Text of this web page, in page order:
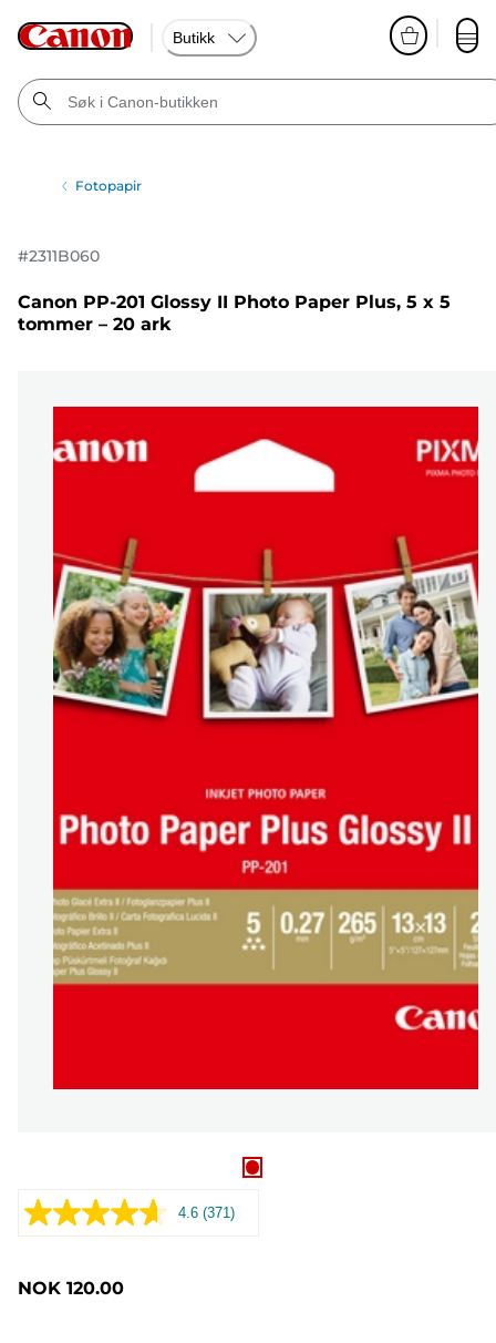
Butikk
Fotopapir
#2311B060
Canon PP-201 Glossy II Photo Paper Plus, 5 x 5
tommer – 20 ark
4.6 Les
(371)
NOK 120.00